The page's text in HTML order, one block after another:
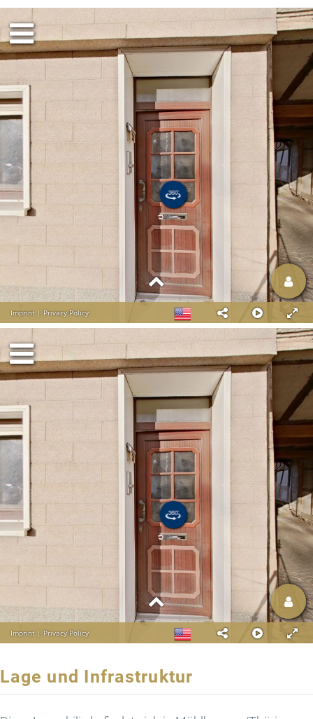
Lage und Infrastruktur